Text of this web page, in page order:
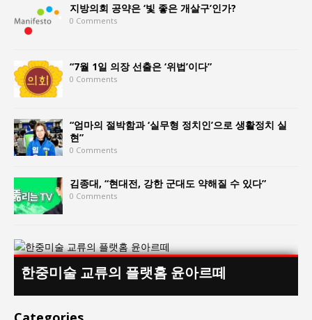
지방의회 공약은 ‘빛 좋은 개살구’인가?
0 Comments
“7월 1일 의장 선출은 ‘위법’이다”
0 Comments
“엄마의 절박함과 ‘실무형 정치인’으로 생활정치 실
현”
0 Comments
김종대, “현대전, 강한 군대도 약해질 수 있다”
0 Comments
한중미술 교류의 플랫홈 윤아르떼